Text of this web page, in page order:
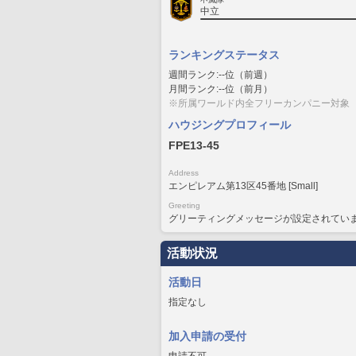
中立
ランキングステータス
週間ランク:--位（前週）
月間ランク:--位（前月）
※所属ワールド内全フリーカンパニー対象
ハウジングプロフィール
FPE13-45
Address
エンピレアム第13区45番地 [Small]
Greeting
グリーティングメッセージが設定されてい
活動状況
活動日
指定なし
加入申請の受付